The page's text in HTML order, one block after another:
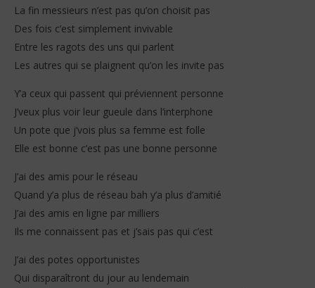
La fin messieurs n’est pas qu’on choisit pas
Des fois c’est simplement invivable
Entre les ragots des uns qui parlent
Les autres qui se plaignent qu’on les invite pas
Y’a ceux qui passent qui préviennent personne
J’veux plus voir leur gueule dans l’interphone
Un pote que j’vois plus sa femme est folle
Elle est bonne c’est pas une bonne personne
J’ai des amis pour le réseau
Quand y’a plus de réseau bah y’a plus d’amitié
J’ai des amis en ligne par milliers
Ils me connaissent pas et j’sais pas qui c’est
J’ai des potes opportunistes
Qui disparaîtront du jour au lendemain